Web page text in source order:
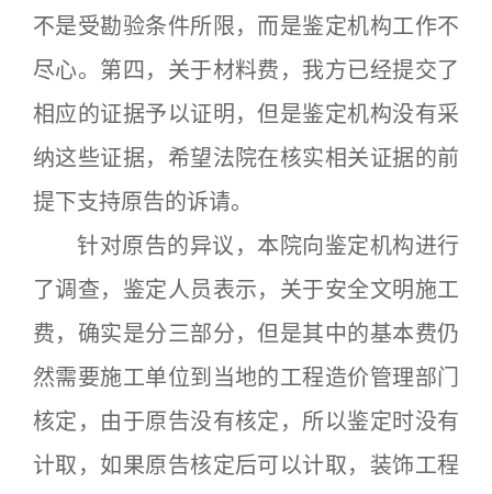
不是受勘验条件所限，而是鉴定机构工作不
尽心。第四，关于材料费，我方已经提交了
相应的证据予以证明，但是鉴定机构没有采
纳这些证据，希望法院在核实相关证据的前
提下支持原告的诉请。
针对原告的异议，本院向鉴定机构进行
了调查，鉴定人员表示，关于安全文明施工
费，确实是分三部分，但是其中的基本费仍
然需要施工单位到当地的工程造价管理部门
核定，由于原告没有核定，所以鉴定时没有
计取，如果原告核定后可以计取，装饰工程